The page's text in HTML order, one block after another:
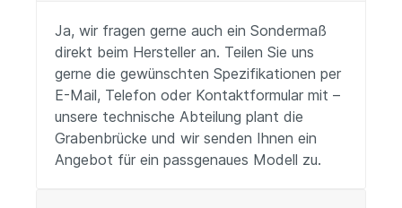
Ja, wir fragen gerne auch ein Sondermaß
direkt beim Hersteller an. Teilen Sie uns
gerne die gewünschten Spezifikationen per
E-Mail, Telefon oder Kontaktformular mit –
unsere technische Abteilung plant die
Grabenbrücke und wir senden Ihnen ein
Angebot für ein passgenaues Modell zu.